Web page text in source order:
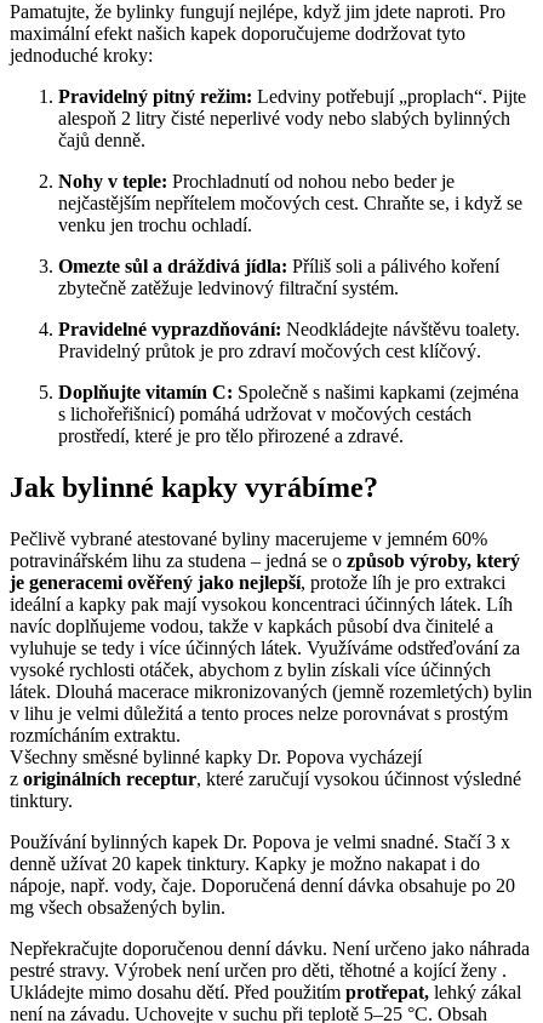
Pamatujte, že bylinky fungují nejlépe, když jim jdete naproti. Pro
maximální efekt našich kapek doporučujeme dodržovat tyto
jednoduché kroky:
Pravidelný pitný režim: Ledviny potřebují „proplach“. Pijte
alespoň 2 litry čisté neperlivé vody nebo slabých bylinných
čajů denně.
Nohy v teple: Prochladnutí od nohou nebo beder je
nejčastějším nepřítelem močových cest. Chraňte se, i když se
venku jen trochu ochladí.
Omezte sůl a dráždivá jídla: Příliš soli a pálivého koření
zbytečně zatěžuje ledvinový filtrační systém.
Pravidelné vyprazdňování: Neodkládejte návštěvu toalety.
Pravidelný průtok je pro zdraví močových cest klíčový.
Doplňujte vitamín C: Společně s našimi kapkami (zejména
s lichořeřišnicí) pomáhá udržovat v močových cestách
prostředí, které je pro tělo přirozené a zdravé.
Jak bylinné kapky vyrábíme?
Pečlivě vybrané atestované byliny macerujeme v jemném 60%
potravinářském lihu za studena – jedná se o způsob výroby, který
je generacemi ověřený jako nejlepší, protože líh je pro extrakci
ideální a kapky pak mají vysokou koncentraci účinných látek. Líh
navíc doplňujeme vodou, takže v kapkách působí dva činitelé a
vyluhuje se tedy i více účinných látek. Využíváme odstřeďování za
vysoké rychlosti otáček, abychom z bylin získali více účinných
látek. Dlouhá macerace mikronizovaných (jemně rozemletých) bylin
v lihu je velmi důležitá a tento proces nelze porovnávat s prostým
rozmícháním extraktu.
Všechny směsné bylinné kapky Dr. Popova vycházejí
z originálních receptur, které zaručují vysokou účinnost výsledné
tinktury.
Používání bylinných kapek Dr. Popova je velmi snadné. Stačí 3 x
denně užívat 20 kapek tinktury. Kapky je možno nakapat i do
nápoje, např. vody, čaje. Doporučená denní dávka obsahuje po 20
mg všech obsažených bylin.
Nepřekračujte doporučenou denní dávku. Není určeno jako náhrada
pestré stravy. Výrobek není určen pro děti, těhotné a kojící ženy .
Ukládejte mimo dosahu dětí. Před použitím protřepat, lehký zákal
není na závadu. Uchovejte v suchu při teplotě 5–25 °C. Obsah